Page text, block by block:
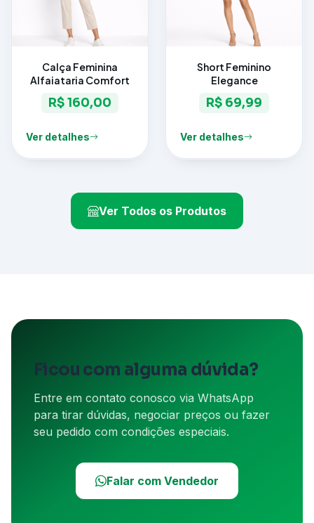
Calça Feminina
Alfaiataria Comfort
R$ 160,00
Ver detalhes
Short Feminino
Elegance
R$ 69,99
Ver detalhes
Ver Todos os Produtos
Ficou com alguma dúvida?
Entre em contato conosco via WhatsApp
para tirar dúvidas, negociar preços ou fazer
seu pedido com condições especiais.
Falar com Vendedor